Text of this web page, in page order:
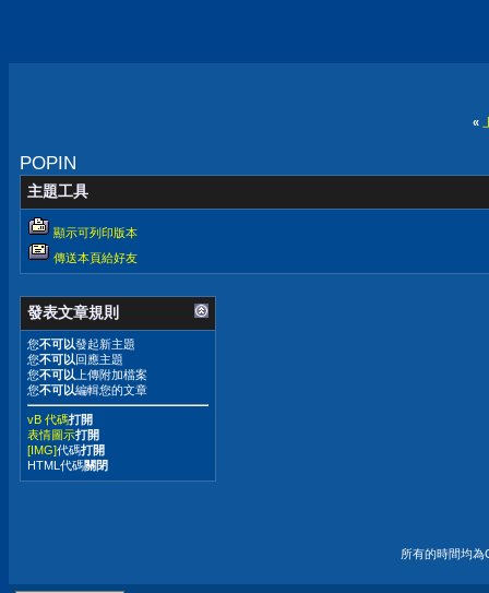
«
POPIN
主題工具
顯示可列印版本
傳送本頁給好友
發表文章規則
您不可以發起新主題
您不可以回應主題
您不可以 上傳附加檔案
您不可以編輯您的文章
vB 代碼打開
表情圖示打開
[IMG]代碼打開
HTML代碼關閉
所有的時間均為